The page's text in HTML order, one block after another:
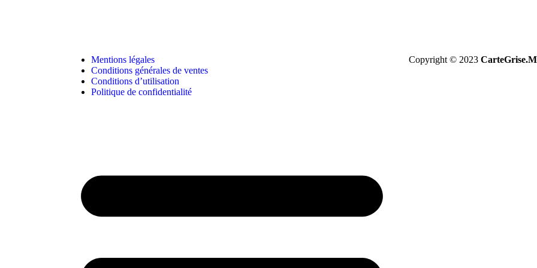
Mentions légales
Conditions générales de ventes
Conditions d’utilisation
Politique de confidentialité
Copyright © 2023